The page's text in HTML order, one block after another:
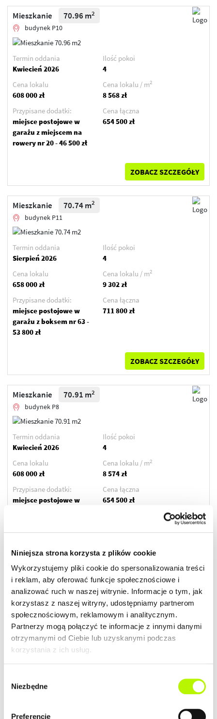
Niniejsza strona korzysta z plików cookie
Wykorzystujemy pliki cookie do spersonalizowania treści
i reklam, aby oferować funkcje społecznościowe i
analizować ruch w naszej witrynie. Informacje o tym, jak
korzystasz z naszej witryny, udostępniamy partnerom
społecznościowym, reklamowym i analitycznym.
Partnerzy mogą połączyć te informacje z innymi danymi
otrzymanymi od Ciebie lub uzyskanymi podczas
korzystania z ich usług.
zgody
Niezbędne
Preferencje
Mieszkanie 70.96 m2
budynek P10
Termin oddania
Kwiecień 2026
Ilość pokoi
4
Cena lokalu
608 000 zł
Cena lokalu / m2
8 568 zł
Przypisane dodatki:
miejsce postojowe w
garażu z miejscem na
rowery nr 20 - 46 500 zł
Cena łączna
654 500 zł
ZOBACZ SZCZEGÓŁY
Mieszkanie 70.74 m2
budynek P11
Termin oddania
Sierpień 2026
Ilość pokoi
4
Cena lokalu
658 000 zł
Cena lokalu / m2
9 302 zł
Przypisane dodatki:
miejsce postojowe w
garażu z boksem nr 63 -
53 800 zł
Cena łączna
711 800 zł
ZOBACZ SZCZEGÓŁY
Mieszkanie 70.91 m2
budynek P8
Termin oddania
Kwiecień 2026
Ilość pokoi
4
Cena lokalu
608 000 zł
Cena lokalu / m2
8 574 zł
Przypisane dodatki:
miejsce postojowe w
Cena łączna
654 500 zł
ZOBACZ SZCZEGÓŁY
Mieszkanie 70.54 m2
budynek P9
Termin oddania
Kwiecień 2026
Ilość pokoi
4
Cena lokalu
miejsce postojowe w